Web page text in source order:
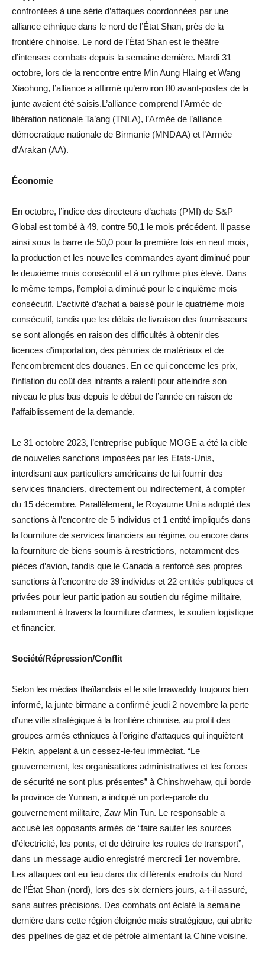
confrontées à une série d’attaques coordonnées par une
alliance ethnique dans le nord de l’État Shan, près de la
frontière chinoise. Le nord de l’État Shan est le théâtre
d’intenses combats depuis la semaine dernière. Mardi 31
octobre, lors de la rencontre entre Min Aung Hlaing et Wang
Xiaohong, l’alliance a affirmé qu’environ 80 avant-postes de la
junte avaient été saisis.L’alliance comprend l’Armée de
libération nationale Ta’ang (TNLA), l’Armée de l’alliance
démocratique nationale de Birmanie (MNDAA) et l’Armée
d’Arakan (AA).
Économie
En octobre, l’indice des directeurs d’achats (PMI) de S&P
Global est tombé à 49, contre 50,1 le mois précédent. Il passe
ainsi sous la barre de 50,0 pour la première fois en neuf mois,
la production et les nouvelles commandes ayant diminué pour
le deuxième mois consécutif et à un rythme plus élevé. Dans
le même temps, l’emploi a diminué pour le cinquième mois
consécutif. L’activité d’achat a baissé pour le quatrième mois
consécutif, tandis que les délais de livraison des fournisseurs
se sont allongés en raison des difficultés à obtenir des
licences d’importation, des pénuries de matériaux et de
l’encombrement des douanes. En ce qui concerne les prix,
l’inflation du coût des intrants a ralenti pour atteindre son
niveau le plus bas depuis le début de l’année en raison de
l’affaiblissement de la demande.
Le 31 octobre 2023, l’entreprise publique MOGE a été la cible
de nouvelles sanctions imposées par les Etats-Unis,
interdisant aux particuliers américains de lui fournir des
services financiers, directement ou indirectement, à compter
du 15 décembre. Parallèlement, le Royaume Uni a adopté des
sanctions à l’encontre de 5 individus et 1 entité impliqués dans
la fourniture de services financiers au régime, ou encore dans
la fourniture de biens soumis à restrictions, notamment des
pièces d’avion, tandis que le Canada a renforcé ses propres
sanctions à l’encontre de 39 individus et 22 entités publiques et
privées pour leur participation au soutien du régime militaire,
notamment à travers la fourniture d’armes, le soutien logistique
et financier.
Société/Répression/Conflit
Selon les médias thaïlandais et le site Irrawaddy toujours bien
informé, la junte birmane a confirmé jeudi 2 novembre la perte
d’une ville stratégique à la frontière chinoise, au profit des
groupes armés ethniques à l’origine d’attaques qui inquiètent
Pékin, appelant à un cessez-le-feu immédiat. “Le
gouvernement, les organisations administratives et les forces
de sécurité ne sont plus présentes” à Chinshwehaw, qui borde
la province de Yunnan, a indiqué un porte-parole du
gouvernement militaire, Zaw Min Tun. Le responsable a
accusé les opposants armés de “faire sauter les sources
d’électricité, les ponts, et de détruire les routes de transport”,
dans un message audio enregistré mercredi 1er novembre.
Les attaques ont eu lieu dans dix différents endroits du Nord
de l’État Shan (nord), lors des six derniers jours, a-t-il assuré,
sans autres précisions. Des combats ont éclaté la semaine
dernière dans cette région éloignée mais stratégique, qui abrite
des pipelines de gaz et de pétrole alimentant la Chine voisine.